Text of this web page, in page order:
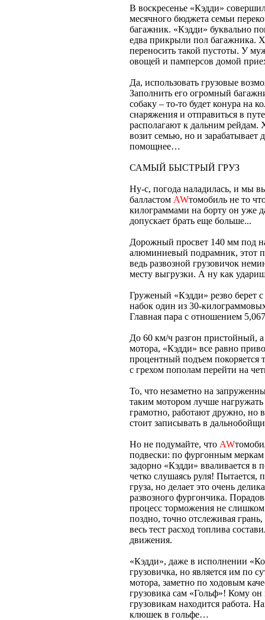
В воскресенье «Кэдди»
месячного бюджета семьи
багажник. «Кэдди» буквально
едва прикрыли пол багажника.
переносить такой пустоты. У
овощей и памперсов домой
Да, использовать грузовые
Заполнить его огромный
собаку – то-то будет конура на
снаряжения и отправиться в
располагают к дальним рейдам.
возит семью, но и зарабатывает
помощнее…
САМЫЙ БЫСТРЫЙ ГРУЗ
Ну-с, погода наладилась, и мы
балластом AWтомобиль не то
килограммами на борту он уже
допускает брать еще больше...
Дорожный просвет 140 мм под
алюминиевый подрамник, этот
ведь развозной грузовичок
месту выгрузки. А ну как
Груженый «Кэдди» резво берет с
набок один из 30-
Главная пара с отношением
До 60 км/ч разгон пристойный,
мотора, «Кэдди» все равно
процентный подъем покоряется
с грехом пополам перейти на
То, что незаметно на
таким мотором лучше
грамотно, работают дружно, но
стоит записывать в
Но не подумайте, что AW
подвески: по фургонным
задорно «Кэдди» вваливается в
четко слушаясь руля! Пытается,
груза, но делает это очень
развозного фургончика.
процесс торможения не
поздно, точно отслеживая
весь тест расход топлива
движения.
«Кэдди», даже в исполнении
грузовичка, но является им по
мотора, заметно по ходовым
грузовика сам «Гольф»! Кому
грузовикам находится работа.
клюшек в гольфе…